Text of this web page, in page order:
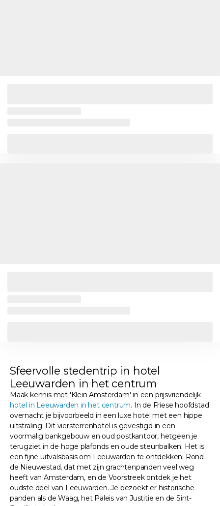
Sfeervolle stedentrip in hotel
Leeuwarden in het centrum
Maak kennis met 'Klein Amsterdam' in een prijsvriendelijk
hotel in Leeuwarden in het centrum. In de Friese hoofdstad
overnacht je bijvoorbeeld in een luxe hotel met een hippe
uitstraling. Dit viersterrenhotel is gevestigd in een
voormalig bankgebouw en oud postkantoor, hetgeen je
terugziet in de hoge plafonds en oude steunbalken. Het is
een fijne uitvalsbasis om Leeuwarden te ontdekken. Rond
de Nieuwestad, dat met zijn grachtenpanden veel weg
heeft van Amsterdam, en de Voorstreek ontdek je het
oudste deel van Leeuwarden. Je bezoekt er historische
panden als de Waag, het Paleis van Justitie en de Sint-